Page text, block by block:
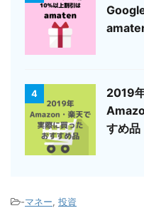
4
2019
すめ品
-マネー, 投資